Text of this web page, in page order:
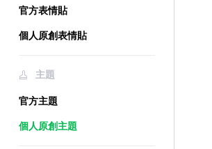
官方表情貼
個人原創表情貼
主題
官方主題
個人原創主題